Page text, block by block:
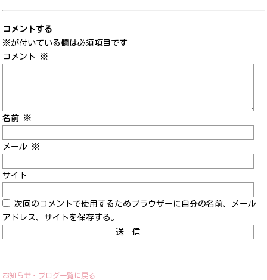
コメントする
※が付いている欄は必須項目です
コメント ※
名前 ※
メール ※
サイト
次回のコメントで使用するためブラウザーに自分の名前、メール
アドレス、サイトを保存する。
お知らせ・ブログ一覧に戻る